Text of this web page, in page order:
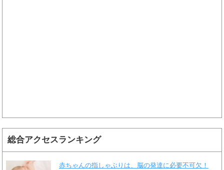
総合アクセスランキング
赤ちゃんの指しゃぶりは、脳の発達に必要不可欠！